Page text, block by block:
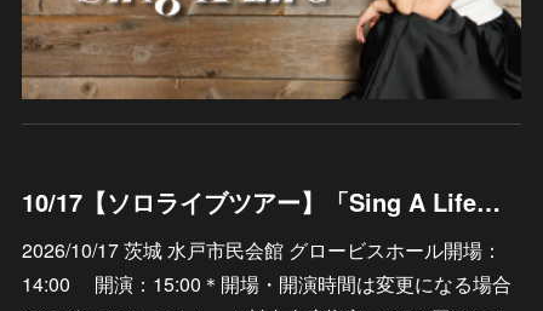
10/17【ソロライブツアー】「Sing A Life」茨城 水戸市民会館 グロービスホール
2026/10/17 茨城 水戸市民会館 グロービスホール開場：
14:00 開演：15:00＊開場・開演時間は変更になる場合